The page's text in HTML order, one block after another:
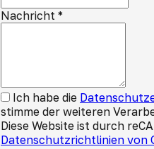
Nachricht *
Ich habe die
stimme der weiteren
Diese Website ist durch
Datenschutzrichtlinien von